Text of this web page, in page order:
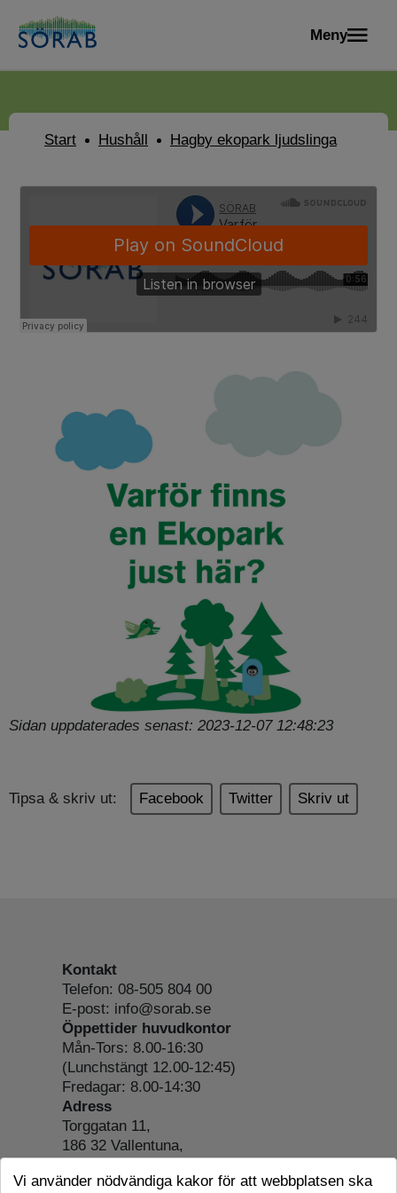
Meny
Start Hushåll Hagby ekopark ljudslinga
Sidan uppdaterades senast: 2023-12-07 12:48:23
Tipsa & skriv ut: Facebook Twitter Skriv ut
Kontakt
Telefon: 08-505 804 00
E-post: info@sorab.se
Öppettider huvudkontor
Mån-Tors: 8.00-16:30
(Lunchstängt 12.00-12:45)
Fredagar: 8.00-14:30
Adress
Torggatan 11,
186 32 Vallentuna,
Om webbplatsen
Vi använder nödvändiga kakor för att webbplatsen ska